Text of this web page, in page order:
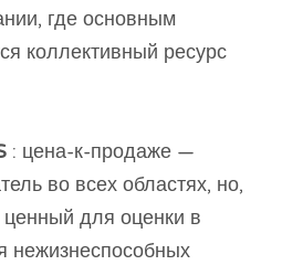
где основным
коллективный ресурс
: цена-к-продаже —
во всех областях, но,
для оценки в
нежизнеспособных